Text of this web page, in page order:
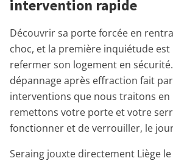
intervention rapide
Découvrir sa porte forcée en
choc, et la première inquiétude
refermer son logement en
dépannage après effraction fait
interventions que nous traitons en
remettons votre porte et votre
fonctionner et de verrouiller, le
Seraing jouxte directement Liège